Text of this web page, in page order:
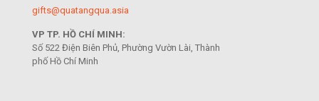
gifts@quatangqua.asia
VP TP. HỒ CHÍ MINH:
Số 522 Điện Biên Phủ, Phường Vườn Lài, Thành
phố Hồ Chí Minh